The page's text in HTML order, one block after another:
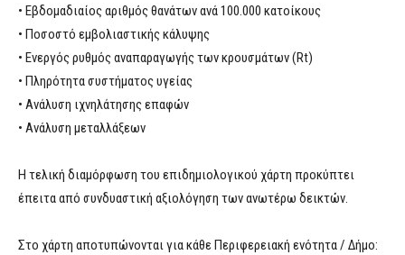
• Εβδομαδιαίος αριθμός θανάτων ανά 100.000 κατοίκους
• Ποσοστό εμβολιαστικής κάλυψης
• Ενεργός ρυθμός αναπαραγωγής των κρουσμάτων (Rt)
• Πληρότητα συστήματος υγείας
• Ανάλυση ιχνηλάτησης επαφών
• Ανάλυση μεταλλάξεων
Η τελική διαμόρφωση του επιδημιολογικού χάρτη προκύπτει
έπειτα από συνδυαστική αξιολόγηση των ανωτέρω δεικτών.
Στο χάρτη αποτυπώνονται για κάθε Περιφερειακή ενότητα / Δήμο: